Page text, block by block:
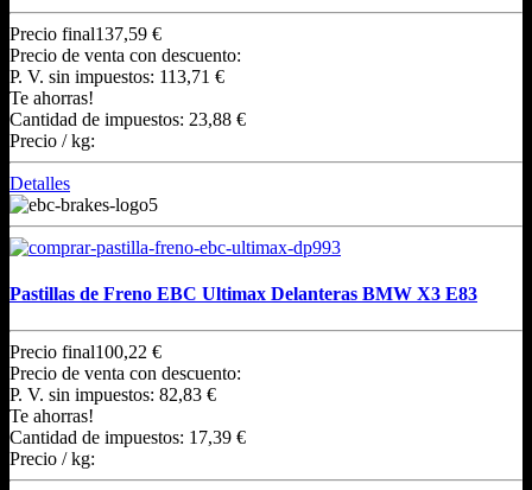
Precio final137,59 €
Precio de venta con descuento:
P. V. sin impuestos: 113,71 €
Te ahorras!
Cantidad de impuestos: 23,88 €
Precio / kg:
Detalles
Pastillas de Freno EBC Ultimax Delanteras BMW X3 E83
Precio final100,22 €
Precio de venta con descuento:
P. V. sin impuestos: 82,83 €
Te ahorras!
Cantidad de impuestos: 17,39 €
Precio / kg: